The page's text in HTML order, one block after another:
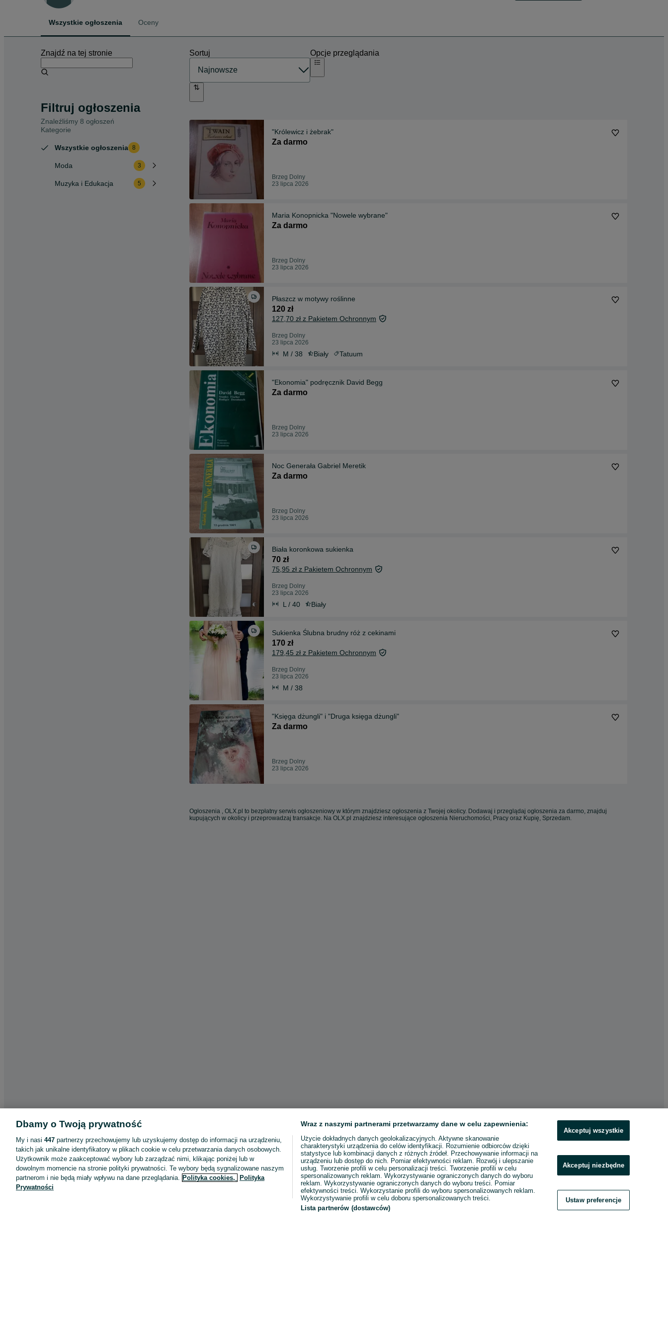
Wszystkie ogłoszenia Oceny
Znajdź na tej stronie
Filtruj ogłoszenia
Znaleźliśmy 8 ogłoszeń
Kategorie
Wszystkie ogłoszenia 8
Moda 3
Muzyka i Edukacja 5
Sortuj Opcje przeglądania
"Królewicz i żebrak"
Za darmo
Brzeg Dolny
23 lipca 2026
Maria Konopnicka "Nowele wybrane"
Za darmo
Brzeg Dolny
23 lipca 2026
Płaszcz w motywy roślinne
120 zł
127,70 zł z Pakietem Ochronnym
Brzeg Dolny
23 lipca 2026
M / 38 Biały Tatuum
"Ekonomia" podręcznik David Begg
Za darmo
Brzeg Dolny
23 lipca 2026
Noc Generała Gabriel Meretik
Za darmo
Brzeg Dolny
23 lipca 2026
Biała koronkowa sukienka
70 zł
75,95 zł z Pakietem Ochronnym
Brzeg Dolny
23 lipca 2026
L / 40 Biały
Sukienka Ślubna brudny róż z cekinami
170 zł
179,45 zł z Pakietem Ochronnym
Brzeg Dolny
23 lipca 2026
M / 38
"Księga dżungli" i "Druga księga dżungli"
Za darmo
Brzeg Dolny
23 lipca 2026
Ogłoszenia , OLX.pl to bezpłatny serwis ogłoszeniowy w którym znajdziesz ogłoszenia z Twojej okolicy. Dodawaj i przeglądaj ogłoszenia za darmo, znajduj
kupujących w okolicy i przeprowadzaj transakcje. Na OLX.pl znajdziesz interesujące ogłoszenia Nieruchomości, Pracy oraz Kupię, Sprzedam.
Aplikacje mobilne OLX.pl
Pomoc
Wyróżnione ogłoszenia
Oferta dla firm
Dbamy o Twoją prywatność
My i nasi 447 partnerzy przechowujemy lub uzyskujemy dostęp do informacji na urządzeniu,
takich jak unikalne identyfikatory w plikach cookie w celu przetwarzania danych osobowych.
Użytkownik może zaakceptować wybory lub zarządzać nimi, klikając poniżej lub w
dowolnym momencie na stronie polityki prywatności. Te wybory będą sygnalizowane naszym
partnerom i nie będą miały wpływu na dane przeglądania. Polityka cookies,
Polityka
Prywatności
Wraz z naszymi partnerami przetwarzamy dane w celu zapewnienia:
Użycie dokładnych danych geolokalizacyjnych. Aktywne skanowanie
charakterystyki urządzenia do celów identyfikacji. Rozumienie odbiorców dzięki
statystyce lub kombinacji danych z różnych źródeł. Przechowywanie informacji na
urządzeniu lub dostęp do nich. Pomiar efektywności reklam. Rozwój i ulepszanie
usług. Tworzenie profili w celu personalizacji treści. Tworzenie profili w celu
spersonalizowanych reklam. Wykorzystywanie ograniczonych danych do wyboru
reklam. Wykorzystywanie ograniczonych danych do wyboru treści. Pomiar
efektywności treści. Wykorzystanie profili do wyboru spersonalizowanych reklam.
Wykorzystywanie profili w celu doboru spersonalizowanych treści.
Lista partnerów (dostawców)
Akceptuj wszystkie
Akceptuj niezbędne
Ustaw preferencje